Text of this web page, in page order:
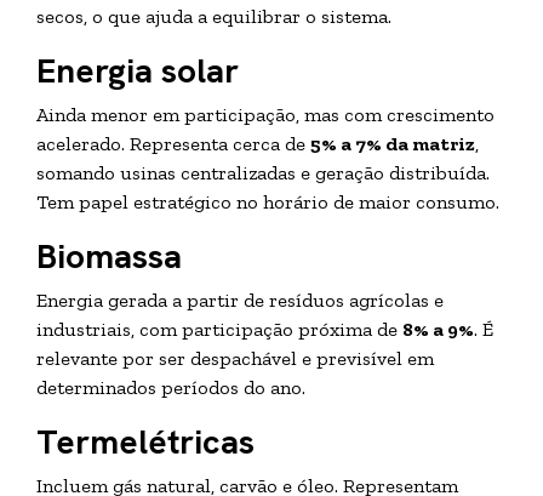
secos, o que ajuda a equilibrar o sistema.
Energia solar
Ainda menor em participação, mas com crescimento
acelerado. Representa cerca de 5% a 7% da matriz,
somando usinas centralizadas e geração distribuída.
Tem papel estratégico no horário de maior consumo.
Biomassa
Energia gerada a partir de resíduos agrícolas e
industriais, com participação próxima de 8% a 9%. É
relevante por ser despachável e previsível em
determinados períodos do ano.
Termelétricas
Incluem gás natural, carvão e óleo. Representam